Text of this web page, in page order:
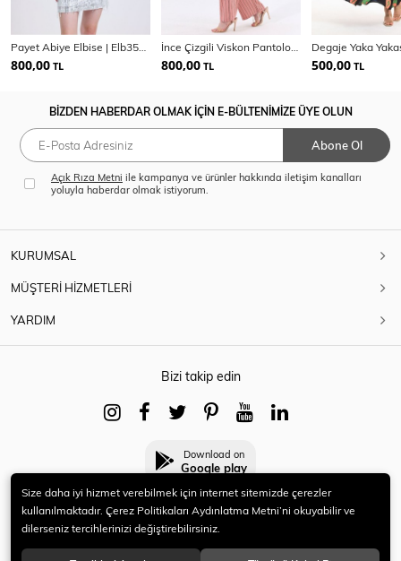
800,00 TL 800,00 TL 500,00 TL
BİZDEN HABERDAR OLMAK İÇİN E-BÜLTENİMİZE ÜYE OLUN
Abone Ol
Açık Rıza Metni ile kampanya ve ürünler hakkında iletişim kanalları
yoluyla haberdar olmak istiyorum.
KURUMSAL
MÜŞTERİ HİZMETLERİ
YARDIM
Bizi takip edin
Download on
Google play
© 2021 HERYENİ. Tüm hakları saklıdır.
Size daha iyi hizmet verebilmek için internet sitemizde çerezler
kullanılmaktadır. Çerez Politikaları Aydınlatma Metni’ni okuyabilir ve
dilerseniz tercihlerinizi değiştirebilirsiniz.